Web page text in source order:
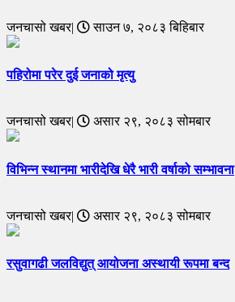
जनचासो खबर| साउन ७, २०८३ बिहिबार
पहिरोमा परेर दुई जनाको मृत्यु
जनचासो खबर| असार २९, २०८३ सोमबार
विभिन्न स्थानमा भारीदेखि धेरै भारी वर्षाको सम्भावना
जनचासो खबर| असार २९, २०८३ सोमबार
रसुवागढी जलविद्युत् आयोजना अस्थायी रूपमा बन्द